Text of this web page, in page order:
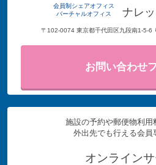
会員制シェアオフィス
バーチャルオフィス
ナレ
〒102-0074 東京都千代田区九段南1-5-6
お問い合わせ
施設の予約や郵便物利用
外出先でも行える会員
オンライン